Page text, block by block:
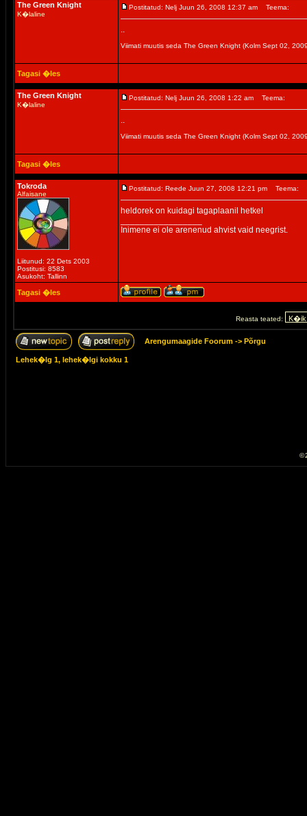
The Green Knight
K�laline
Postitatud: Nelj Juun 26, 2008 12:37 am Teema:
..
Viimati muutis seda The Green Knight (Kolm Sept 02,
Tagasi �les
The Green Knight
K�laline
Postitatud: Nelj Juun 26, 2008 1:22 am Teema:
..
Viimati muutis seda The Green Knight (Kolm Sept 02,
Tagasi �les
Tokroda
Alfaisane
Liitunud: 22 Dets 2003
Postitusi: 8583
Asukoht: Tallinn
Postitatud: Reede Juun 27, 2008 12:21 pm Teema:
heldorek on kuidagi tagaplaanil hetkel
Inimene ei ole arenenud ahvist vaid neegrist.
Tagasi �les
Reasta teated:
Arengumaagide Foorum -> Põrgu
Lehek�lg 1, lehek�lgi kokku 1
©